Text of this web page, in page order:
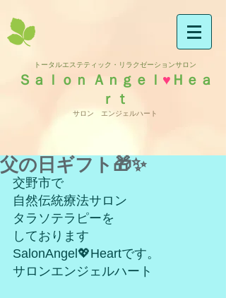
トータルエステティック・リラクゼーションサロン
Ｓａｌｏｎ Ａｎｇｅｌ ♥ Ｈｅａ
ｒｔ
サロン エンジェルハート
父の日ギフト🎁✨
交野市で
自然伝統療法サロン
タラソテラピーを
しております
SalonAngel💖Heartです。
サロンエンジェルハート